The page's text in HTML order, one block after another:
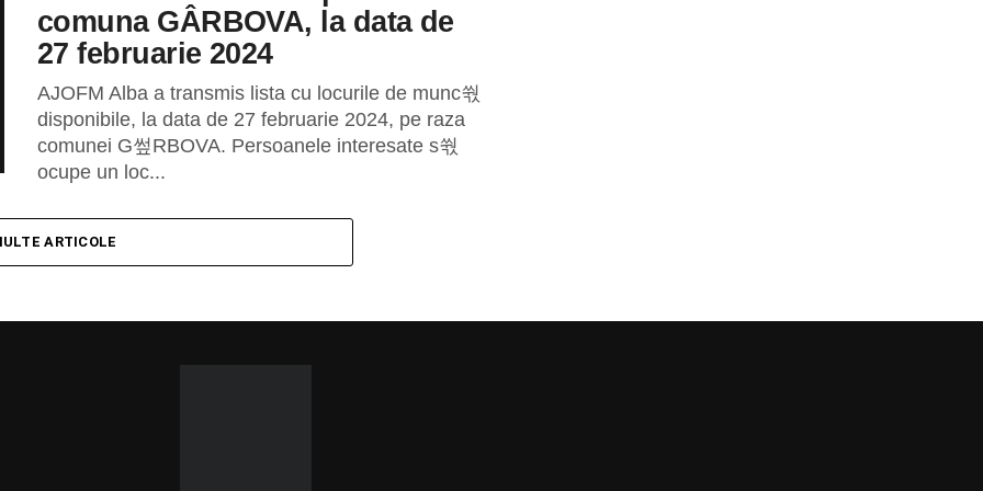
comuna GÂRBOVA, la data de
27 februarie 2024
AJOFM Alba a transmis lista cu locurile de munc쒃
disponibile, la data de 27 februarie 2024, pe raza
comunei G쎂RBOVA. Persoanele interesate s쒃
ocupe un loc...
ARTICOLE